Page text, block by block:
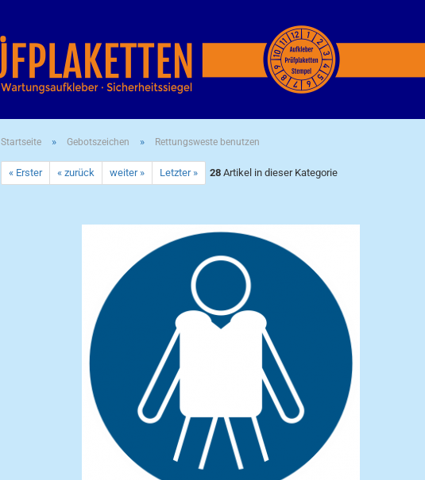
Startseite » Gebotszeichen » Rettungsweste benutzen
« Erster « zurück weiter » Letzter » 28Artikel in dieser Kategorie